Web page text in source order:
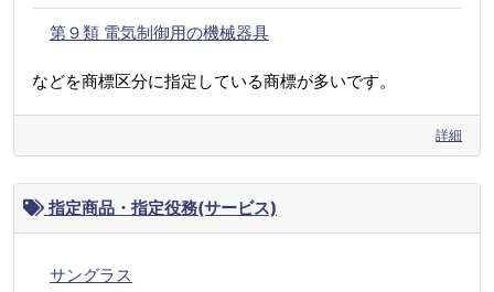
第９類 電気制御用の機械器具
などを商標区分に指定している商標が多いです。
詳細
指定商品・指定役務(サービス)
サングラス